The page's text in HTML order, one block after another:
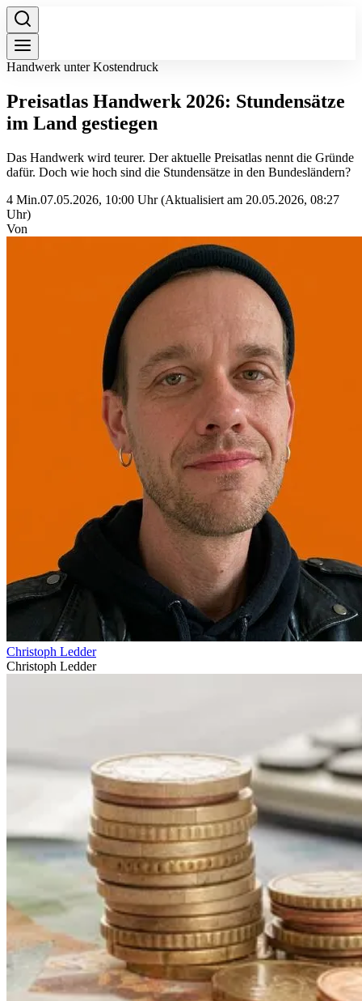
Handwerk unter Kostendruck
Preisatlas Handwerk 2026: Stundensätze
im Land gestiegen
Das Handwerk wird teurer. Der aktuelle Preisatlas nennt die Gründe
dafür. Doch wie hoch sind die Stundensätze in den Bundesländern?
4 Min.07.05.2026, 10:00 Uhr(Aktualisiert am 20.05.2026, 08:27
Uhr)
Von
Christoph Ledder
Christoph Ledder